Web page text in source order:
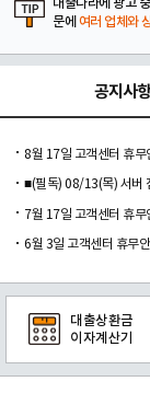
문에 여러 업체와
공지사항
8월 17일 고객센터 휴무
■(필독) 08/13(목) 서버
7월 17일 고객센터 휴무
6월 3일 고객센터 휴무
대출상환금
이자계산기